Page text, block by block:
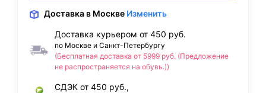
Доставка в Москве Изменить
Доставка курьером от 450 руб.
по Москве и Санкт-Петербургу
(Бесплатная доставка от 5999 руб. (Предложение
не распространяется на обувь.))
СДЭК от 450 руб.,